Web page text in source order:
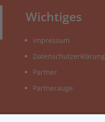
Wichtiges
Impressum
Datenschutzerklärung
Partner
Partnerauge